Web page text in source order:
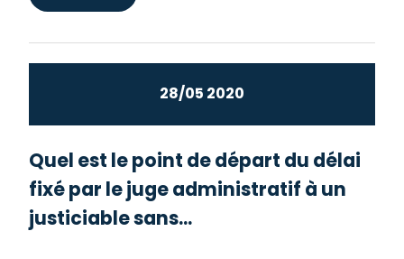
28/05 2020
Quel est le point de départ du délai
fixé par le juge administratif à un
justiciable sans...